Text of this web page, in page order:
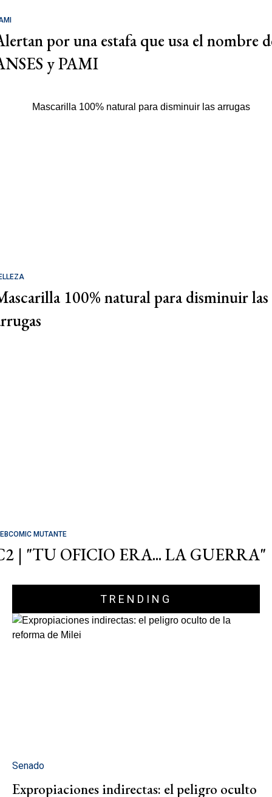
por una estafa que usa el nombre
y PAMI
100% natural para disminuir las
MUTANTE
| "TU OFICIO ERA... LA GUERRA"
TRENDING
Senado
Expropiaciones indirectas: el peligro oculto